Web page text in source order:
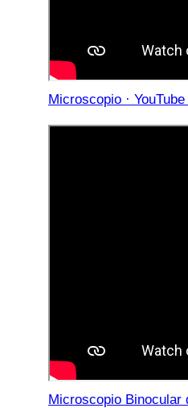
Microscopio ·
Microscopio Binocular